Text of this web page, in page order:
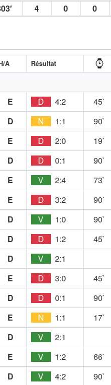
4 0 0
A Résultat
E D 4:2
45`
D N 1:1
90`
E D 2:0
19`
D D 0:1
90`
E V 2:4
73`
E D 3:2
90`
D V 1:0
90`
D D 1:2
45`
D V
2:1
E D 3:0
45`
D D 0:1
90`
E N 1:1
17`
D V
2:1
E V 1:2
66`
D V 4:2
90`